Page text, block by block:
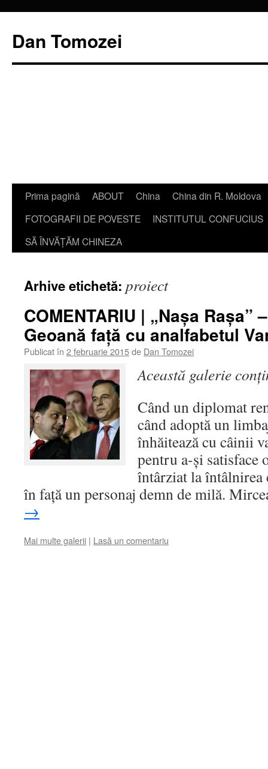
Dan Tomozei
Sari
conținut
Prima pagină ABOUT China
China din R. Moldova
FOTOGRAFII DE POVESTE
INSTITUTUL CONFUCIUS
SĂ ÎNVĂŢĂM CHINEZA
Arhive etichetă: proiect
COMENTARIU | „Nașa Rașa”
Geoană față cu analfabetul
Publicat în 2 februarie 2015de Dan Tomozei
Această galerie
Când un diplomat
când adoptă un
înhăitează cu câinii
pentru a-și
întârziat la întâlnirea
în față un personaj demn de milă.
→
Mai multe galerii | Lasă un comentariu